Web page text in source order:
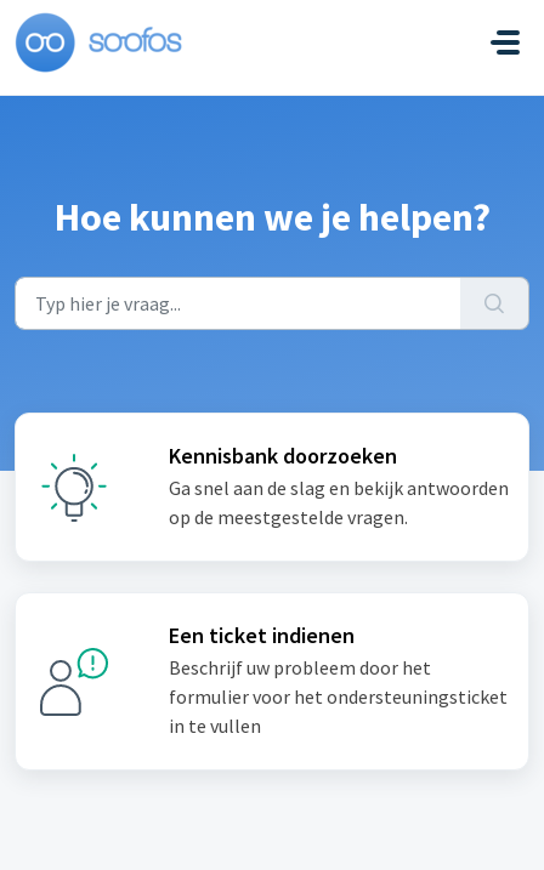
Doorgaan naar hoofdinhoud
Hoe kunnen we je helpen?
Kennisbank doorzoeken
Ga snel aan de slag en bekijk antwoorden
op de meestgestelde vragen.
Een ticket indienen
Beschrijf uw probleem door het
formulier voor het ondersteuningsticket
in te vullen